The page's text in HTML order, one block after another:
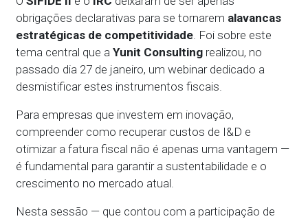
obrigações declarativas para se tornarem alavancas
estratégicas de competitividade. Foi sobre este
tema central que aYunit Consulting realizou, no
passado dia 27 de janeiro, um webinar dedicado a
desmistificar estes instrumentos fiscais.
Para empresas que investem em inovação,
compreender como recuperar custos de I&D e
otimizar a fatura fiscal não é apenas uma vantagem —
é fundamental para garantir a sustentabilidade e o
crescimento no mercado atual.
Nesta sessão — que contou com a participação de